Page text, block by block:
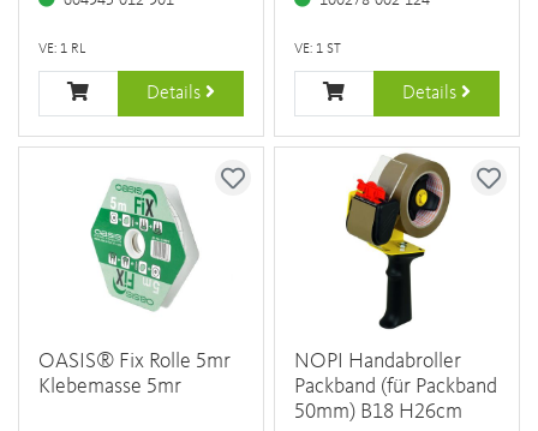
VE: 1 RL
Details
VE: 1 ST
Details
OASIS® Fix Rolle 5mr
Klebemasse 5mr
NOPI Handabroller
Packband (für Packband
50mm) B18 H26cm